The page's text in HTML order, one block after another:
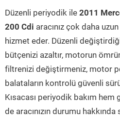
Düzenli periyodik ile 2011
200 Cdi aracınız çok daha
hizmet eder. Düzenli
bütçenizi azaltır, motorun
filtrenizi değiştirmeniz, motor
balataların kontrolü güvenli
Kısacası periyodik bakım
de aracınızın durumu